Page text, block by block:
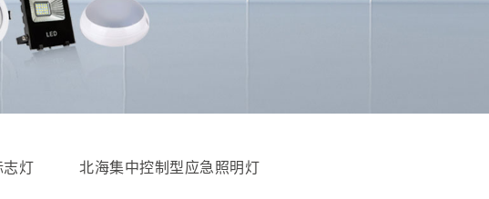
志灯 北海集中控制型应急照明灯